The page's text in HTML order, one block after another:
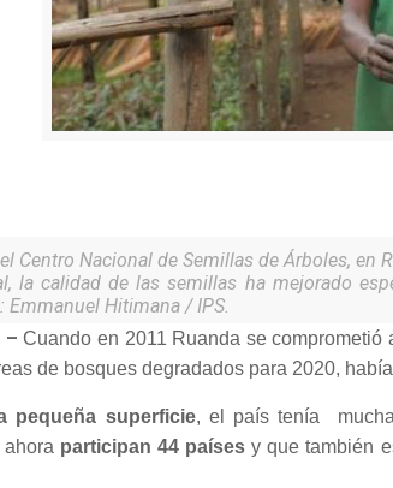
Centro Nacional de Semillas de Árboles,
la calidad de las semillas ha mejorado
Emmanuel Hitimana / IPS.
– Cuando en 2011 Ruanda se comprometió
de bosques degradados para 2020,
pequeña superficie, el país tenía
participan 44 países y que también